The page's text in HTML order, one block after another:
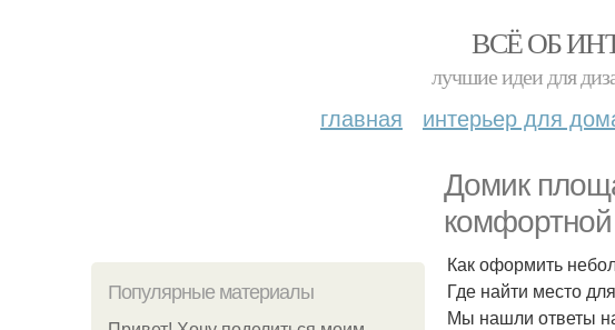
ВСЁ ОБ
лучшие идеи для
главная интерьер для
Домик
Популярные материалы
Как оформить
Где найти место
Мы нашли ответы